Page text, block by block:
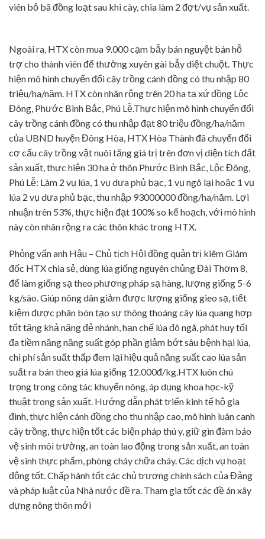
viên bỏ bã đồng loạt sau khi cày, chia làm 2 đợt/vụ sản xuất.
Ngoài ra, HTX còn mua 9.000 cạm bẫy bán nguyệt bán hỗ
trợ cho thành viên để thường xuyên gài bẫy diệt chuột. Thực
hiện mô hình chuyển đổi cây trồng cánh đồng có thu nhập 80
triệu/ha/năm. HTX còn nhân rộng trên 20 ha tạ xứ đồng Lộc
Đông, Phước Bình Bắc, Phú Lễ.Thực hiện mô hình chuyển đổi
cây trồng cánh đồng có thu nhập đạt 80 triệu đồng/ha/năm
của UBND huyện Đông Hòa, HTX Hòa Thành đã chuyển đổi
cơ cấu cây trồng vật nuôi tăng giá trị trên đơn vị diện tích đất
sản xuất, thực hiện 30 ha ở thôn Phước Bình Bắc, Lộc Đông,
Phú Lễ: Làm 2 vụ lúa, 1 vụ dưa phủ bạc, 1 vụ ngô lại hoặc 1 vụ
lúa 2 vụ dưa phủ bạc, thu nhập 93000000 đồng/ha/năm. Lợi
nhuận trên 53%, thực hiện đạt 100% so kế hoạch, với mô hình
này còn nhân rộng ra các thôn khác trong HTX.
Phỏng vấn anh Hậu – Chủ tịch Hội đồng quản trị kiêm Giám
đốc HTX chia sẻ, dùng lúa giống nguyên chủng Đài Thơm 8,
để làm giống sạ theo phương pháp sạ hàng, lượng giống 5-6
kg/sào. Giúp nông dân giảm được lượng giống gieo sạ, tiết
kiệm được phân bón tạo sự thông thoáng cây lúa quang hợp
tốt tăng khả năng đẻ nhánh, hạn chế lúa đô ngã, phát huy tối
đa tiềm năng năng suất góp phần giảm bớt sâu bệnh hại lúa,
chi phí sản suất thấp đem lại hiệu quả năng suất cao lúa sản
suất ra bán theo giá lúa giống 12.000đ/kg.HTX luôn chú
trọng trong công tác khuyến nông, áp dụng khoa học-kỹ
thuật trong sản xuất. Hướng dẫn phát triển kinh tế hộ gia
đình, thực hiện cánh đồng cho thu nhập cao, mô hình luân canh
cây trồng, thực hiện tốt các biện pháp thú y, giữ gìn đàm báo
vệ sinh môi trường, an toàn lao động trong sản xuất, an toàn
vệ sinh thực phẩm, phòng cháy chữa cháy. Các dịch vụ hoạt
động tốt. Chấp hành tốt các chủ trương chính sách của Đảng
và pháp luật của Nhà nước đề ra. Tham gia tốt các đề án xây
dựng nông thôn mới